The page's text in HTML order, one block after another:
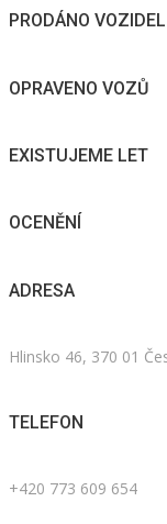
PRODÁNO VOZIDEL
OPRAVENO VOZŮ
EXISTUJEME LET
OCENĚNÍ
ADRESA
Hlinsko 46, 370 01
TELEFON
+420 773 609 654